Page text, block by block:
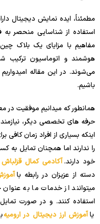
مطمئناً، ایده نمایش دیجیتال
استفاده از شناسایی منحصر
مفاهیم با مزایای یک بلاک چین
هوشمند و اتوماسیون ترکیب
باشیم.
همانطور که میدانیم موفقیت در
حرفه های تخصصی دیگر،
اینکه بسیاری از افراد زمان کافی
را ندارند اما همچنان تمایل به
خود دارند.آکادمی کمال قزلباش
دسته از عزیزان در رابطه با
میتوانند از خدمات ما به
استفاده کنند. و در صورت
یاآموزش ارز دیجیتال در ارومیه